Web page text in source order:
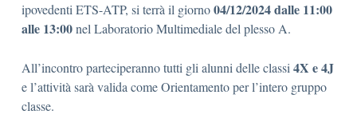
ipovedenti ETS-ATP, si terrà il giorno04/12/2024 dalle 11:00
alle 13:00nel Laboratorio Multimediale del plesso A.
All’incontro parteciperanno tutti gli alunni delle classi 4X e 4J
e l’attività sarà valida come Orientamento per l’intero gruppo
classe.